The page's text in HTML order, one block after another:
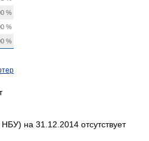
%
%
%
на 31.12.2014 отсутствует